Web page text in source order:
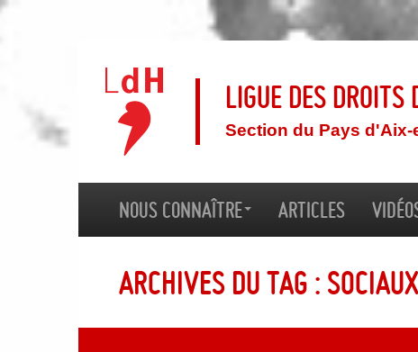
Ligue des droits
Section du Pays d'Aix-
Nous connaître Articles
Archives du tag :